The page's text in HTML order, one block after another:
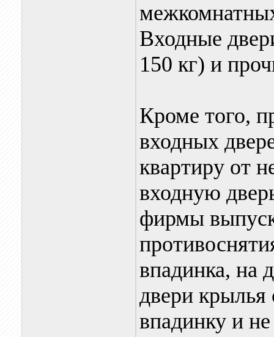
Входные
150 кг) и
Кроме того,
входных
квартиру от
входную
фирмы
впадинка, на
двери
впадинку и